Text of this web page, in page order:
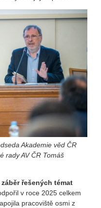
Akademie věd ČR
rady AV ČR Tomáš
řešených témat
v roce 2025 celkem
pracoviště osmi z